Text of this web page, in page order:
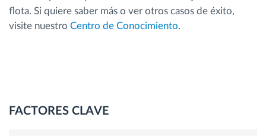
flota. Si quiere saber más o ver otros casos de éxito,
visite nuestro Centro de Conocimiento.
FACTORES CLAVE